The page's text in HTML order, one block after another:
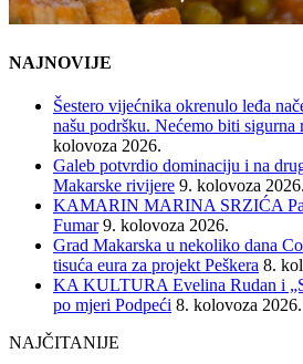
NAJNOVIJE
Šestero vijećnika okrenulo leđa
našu podršku. Nećemo biti sigurna
kolovoza 2026.
Galeb potvrdio dominaciju i na
Makarske rivijere 9. kolovoza 2026.
KAMARIN MARINA SRZIĆA
Fumar 9. kolovoza 2026.
Grad Makarska u nekoliko dana
tisuća eura za projekt Peškera 8.
KA KULTURA Evelina Rudan i
po mjeri Podpeći 8. kolovoza 2026.
NAJČITANIJE